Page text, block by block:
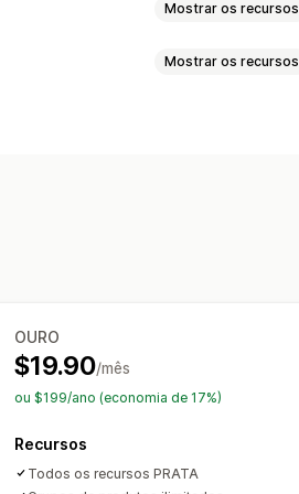
Mostrar os recursos
estoque
Mostrar os recursos
OURO
$19.90/mês
ou $199/ano (economia de 17%)
Recursos
Todos os recursos PRATA